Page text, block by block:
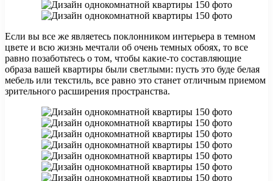
Если вы все же являетесь поклонником интерьера в темном
цвете и всю жизнь мечтали об очень темных обоях, то все
равно позаботьтесь о том, чтобы какие-то составляющие
образа вашей квартиры были светлыми: пусть это буде белая
мебель или текстиль, все равно это станет отличным приемом
зрительного расширения пространства.